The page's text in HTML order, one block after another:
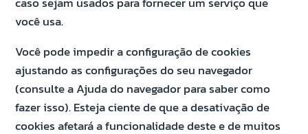
você usa.
Você pode impedir a configuração de cookies
ajustando as configurações do seu navegador
(consulte a Ajuda do navegador para saber como
fazer isso). Esteja ciente de que a desativação de
cookies afetará a funcionalidade deste e de muitos